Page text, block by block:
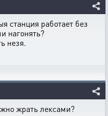
станция работает без
нагонять?
незя.
жрать лексами?